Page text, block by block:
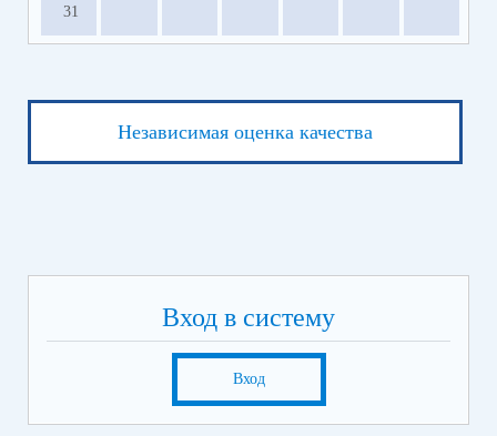
31
Независимая оценка качества
Вход в систему
Вход